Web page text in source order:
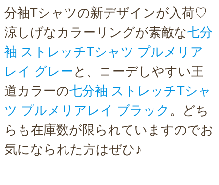
分袖Tシャツの新デザインが入荷♡
涼しげなカラーリングが素敵な七分
袖 ストレッチTシャツ プルメリア
レイ グレー と、コーデしやすい王
道カラーの七分袖 ストレッチTシャ
ツ プルメリアレイ ブラック 。どち
らも在庫数が限られていますのでお
気になられた方はぜひ♪